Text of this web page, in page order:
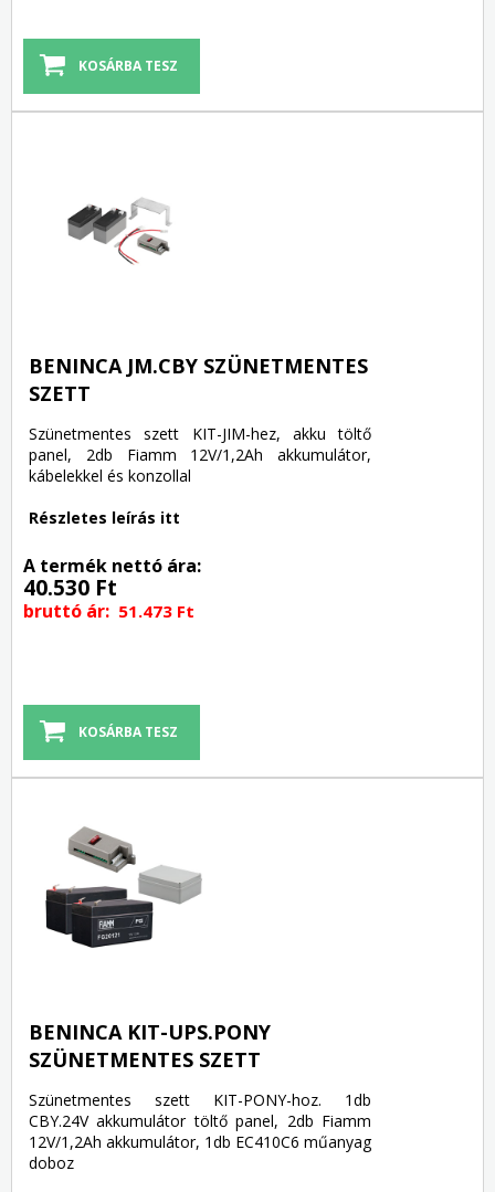
BENINCA JM.CBY SZÜNETMENTES
SZETT
Szünetmentes szett KIT-JIM-hez, akku töltő
panel, 2db Fiamm 12V/1,2Ah akkumulátor,
kábelekkel és konzollal
Részletes leírás itt
A termék nettó ára:
40.530 Ft
bruttó ár: 51.473 Ft
BENINCA KIT-UPS.PONY
SZÜNETMENTES SZETT
Szünetmentes szett KIT-PONY-hoz. 1db
CBY.24V akkumulátor töltő panel, 2db Fiamm
12V/1,2Ah akkumulátor, 1db EC410C6 műanyag
doboz